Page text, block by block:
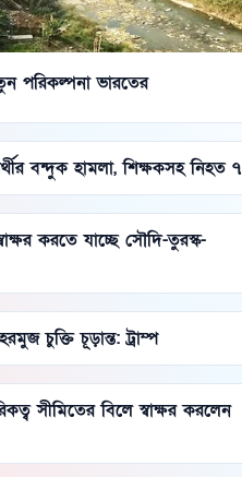
পরিকল্পনা ভারতের
বন্দুক হামলা, শিক্ষকসহ নিহত ৭
করতে যাচ্ছে সৌদি-তুরস্ক-
চুক্তি চূড়ান্ত: ট্রাম্প
সীমিতের বিলে স্বাক্ষর করলেন